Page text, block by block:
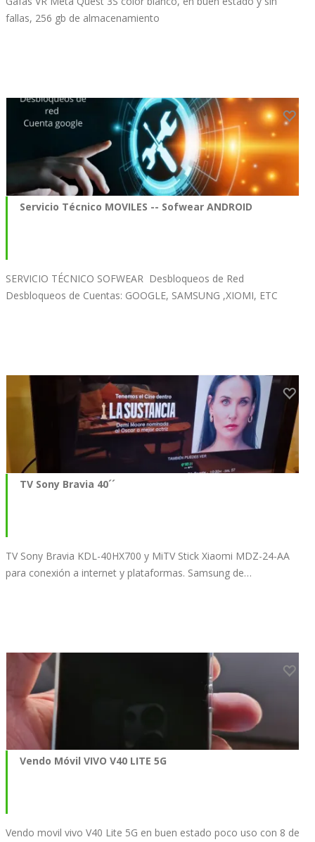
fallas, 256 gb de almacenamiento
Servicio Técnico MOVILES -- Sofwear ANDROID
SERVICIO TÉCNICO SOFWEAR Desbloqueos de Red
Desbloqueos de Cuentas: GOOGLE, SAMSUNG ,XIOMI, ETC
TV Sony Bravia 40´´
TV Sony Bravia KDL-40HX700 y MiTV Stick Xiaomi MDZ-24-AA
para conexión a internet y plataformas. Samsung de…
Vendo Móvil VIVO V40 LITE 5G
Vendo movil vivo V40 Lite 5G en buen estado poco uso con 8 de